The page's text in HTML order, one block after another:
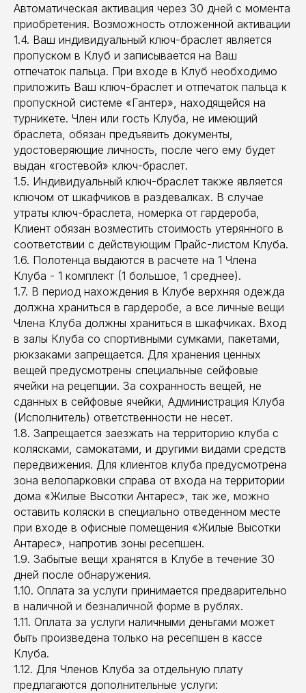
Автоматическая активация через 30 дней с момента
приобретения. Возможность отложенной активации
1.4. Ваш индивидуальный ключ-браслет является
пропуском в Клуб и записывается на Ваш
отпечаток пальца. При входе в Клуб необходимо
приложить Ваш ключ-браслет и отпечаток пальца к
пропускной системе «Гантер», находящейся на
турникете. Член или гость Клуба, не имеющий
браслета, обязан предъявить документы,
удостоверяющие личность, после чего ему будет
выдан «гостевой» ключ-браслет.
1.5. Индивидуальный ключ-браслет также является
ключом от шкафчиков в раздевалках. В случае
утраты ключ-браслета, номерка от гардероба,
Клиент обязан возместить стоимость утерянного в
соответствии с действующим Прайс-листом Клуба.
1.6. Полотенца выдаются в расчете на 1 Члена
Клуба - 1 комплект (1 большое, 1 среднее).
1.7. В период нахождения в Клубе верхняя одежда
должна храниться в гардеробе, а все личные вещи
Члена Клуба должны храниться в шкафчиках. Вход
в залы Клуба со спортивными сумками, пакетами,
рюкзаками запрещается. Для хранения ценных
вещей предусмотрены специальные сейфовые
ячейки на рецепции. За сохранность вещей, не
сданных в сейфовые ячейки, Администрация Клуба
(Исполнитель) ответственности не несет.
1.8. Запрещается заезжать на территорию клуба с
колясками, самокатами, и другими видами средств
передвижения. Для клиентов клуба предусмотрена
зона велопарковки справа от входа на территории
дома «Жилые Высотки Антарес», так же, можно
оставить коляски в специально отведенном месте
при входе в офисные помещения «Жилые Высотки
Антарес», напротив зоны ресепшен.
1.9. Забытые вещи хранятся в Клубе в течение 30
дней после обнаружения.
1.10. Оплата за услуги принимается предварительно
в наличной и безналичной форме в рублях.
1.11. Оплата за услуги наличными деньгами может
быть произведена только на ресепшен в кассе
Клуба.
1.12. Для Членов Клуба за отдельную плату
предлагаются дополнительные услуги: